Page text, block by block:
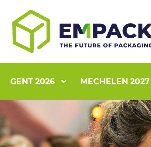
GENT 2026 MECHELEN 2027